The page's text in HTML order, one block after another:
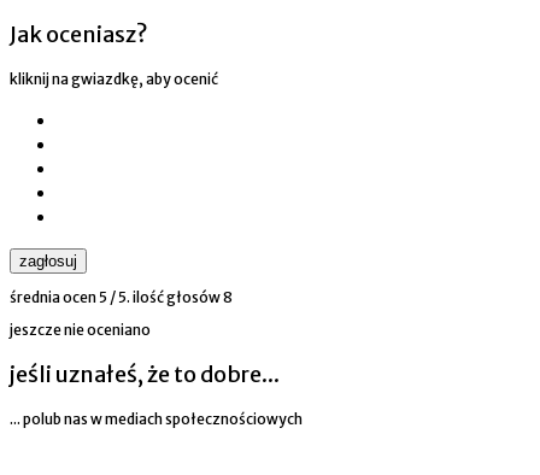
Jak oceniasz?
kliknij na gwiazdkę, aby ocenić
zagłosuj
średnia ocen 5 / 5. ilość głosów8
jeszcze nie oceniano
jeśli uznałeś, że to dobre...
... polub nas w mediach społecznościowych